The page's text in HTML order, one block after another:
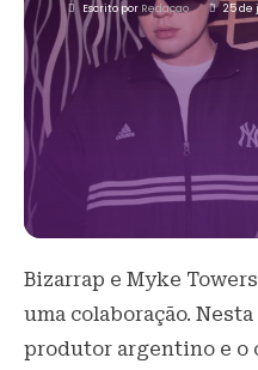
Escrito por Redacao 25 de
Bizarrap e Myke
uma colaboração.
produtor argentino e